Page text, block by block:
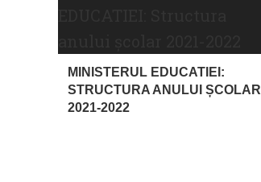
MINISTERUL EDUCATIEI:
STRUCTURA ANULUI ȘCOLAR
2021-2022